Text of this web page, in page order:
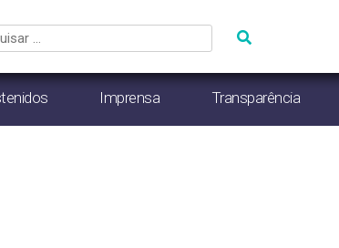
Imprensa Transparência